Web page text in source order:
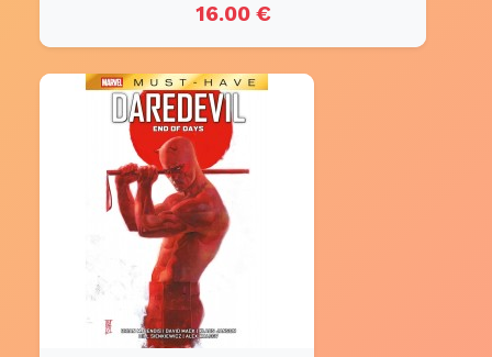
16.00 €